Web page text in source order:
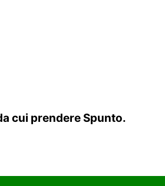
cui prendere Spunto.